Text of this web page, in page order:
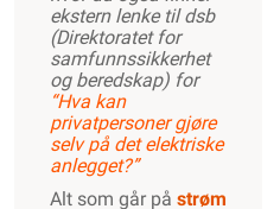
ekstern lenke til dsb
(Direktoratet for
samfunnssikkerhet
og beredskap) for
“Hva kan
privatpersoner gjøre
selv på det elektriske
anlegget?”
Alt som går på strøm